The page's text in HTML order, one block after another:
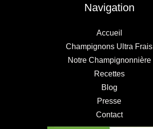
Navigation
Accueil
Champignons Ultra Frais
Notre Champignonnière
Recettes
Blog
Presse
Contact